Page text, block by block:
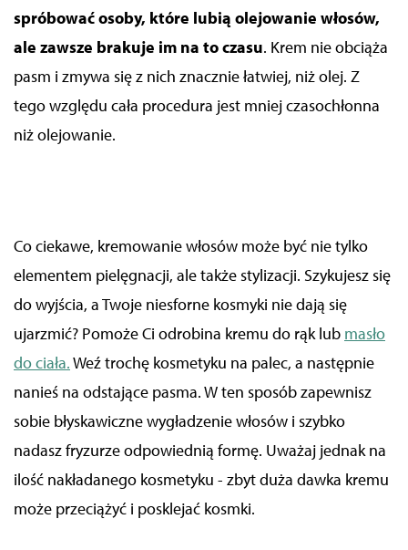
spróbować osoby, które lubią olejowanie włosów,
ale zawsze brakuje im na to czasu. Krem nie obciąża
pasm i zmywa się z nich znacznie łatwiej, niż olej. Z
tego względu cała procedura jest mniej czasochłonna
niż olejowanie.
Co ciekawe, kremowanie włosów może być nie tylko
elementem pielęgnacji, ale także stylizacji. Szykujesz się
do wyjścia, a Twoje niesforne kosmyki nie dają się
ujarzmić? Pomoże Ci odrobina kremu do rąk lub masło
do ciała.Weź trochę kosmetyku na palec, a następnie
nanieś na odstające pasma. W ten sposób zapewnisz
sobie błyskawiczne wygładzenie włosów i szybko
nadasz fryzurze odpowiednią formę. Uważaj jednak na
ilość nakładanego kosmetyku - zbyt duża dawka kremu
może przeciążyć i posklejać kosmki.